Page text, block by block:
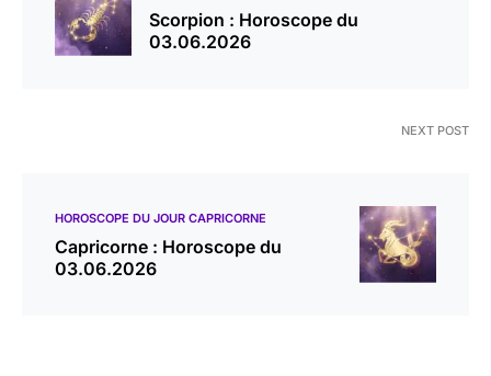
Scorpion : Horoscope du
03.06.2026
NEXT POST
HOROSCOPE DU JOUR CAPRICORNE
Capricorne : Horoscope du
03.06.2026